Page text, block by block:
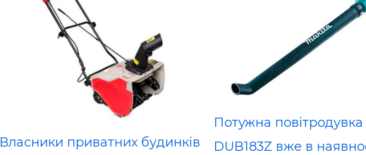
Власники приватних будинків
Потужна
DUB183Z вже в